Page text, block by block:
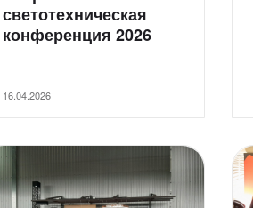
светотехническая
конференция 2026
16.04.2026